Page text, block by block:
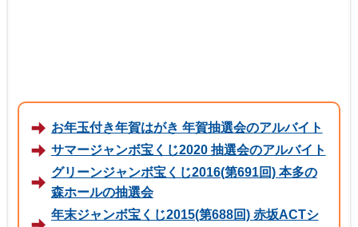
お年玉付き年賀はがき 年賀抽選会のアルバイト
サマージャンボ宝くじ2020 抽選会のアルバイト
グリーンジャンボ宝くじ2016(第691回) 本多の
森ホールの抽選会
年末ジャンボ宝くじ2015(第688回) 赤坂ACTシ